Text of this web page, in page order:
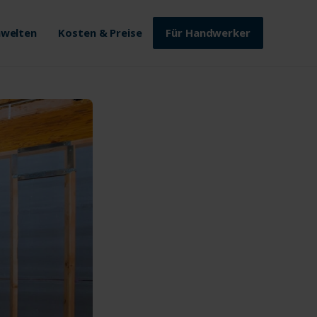
Kosten & Preise Für Handwerker